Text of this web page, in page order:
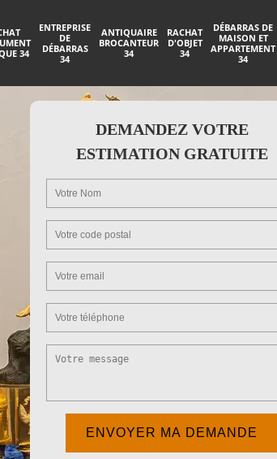
34
ENTREPRISE
DE
DÉBARRAS
34
ANTIQUAIRE
BROCANTEUR
34
RACHAT
D'OBJET
34
DÉBARRAS DE
MAISON ET
APPARTEMENT
34
DEMANDEZ VOTRE
ESTIMATION GRATUITE